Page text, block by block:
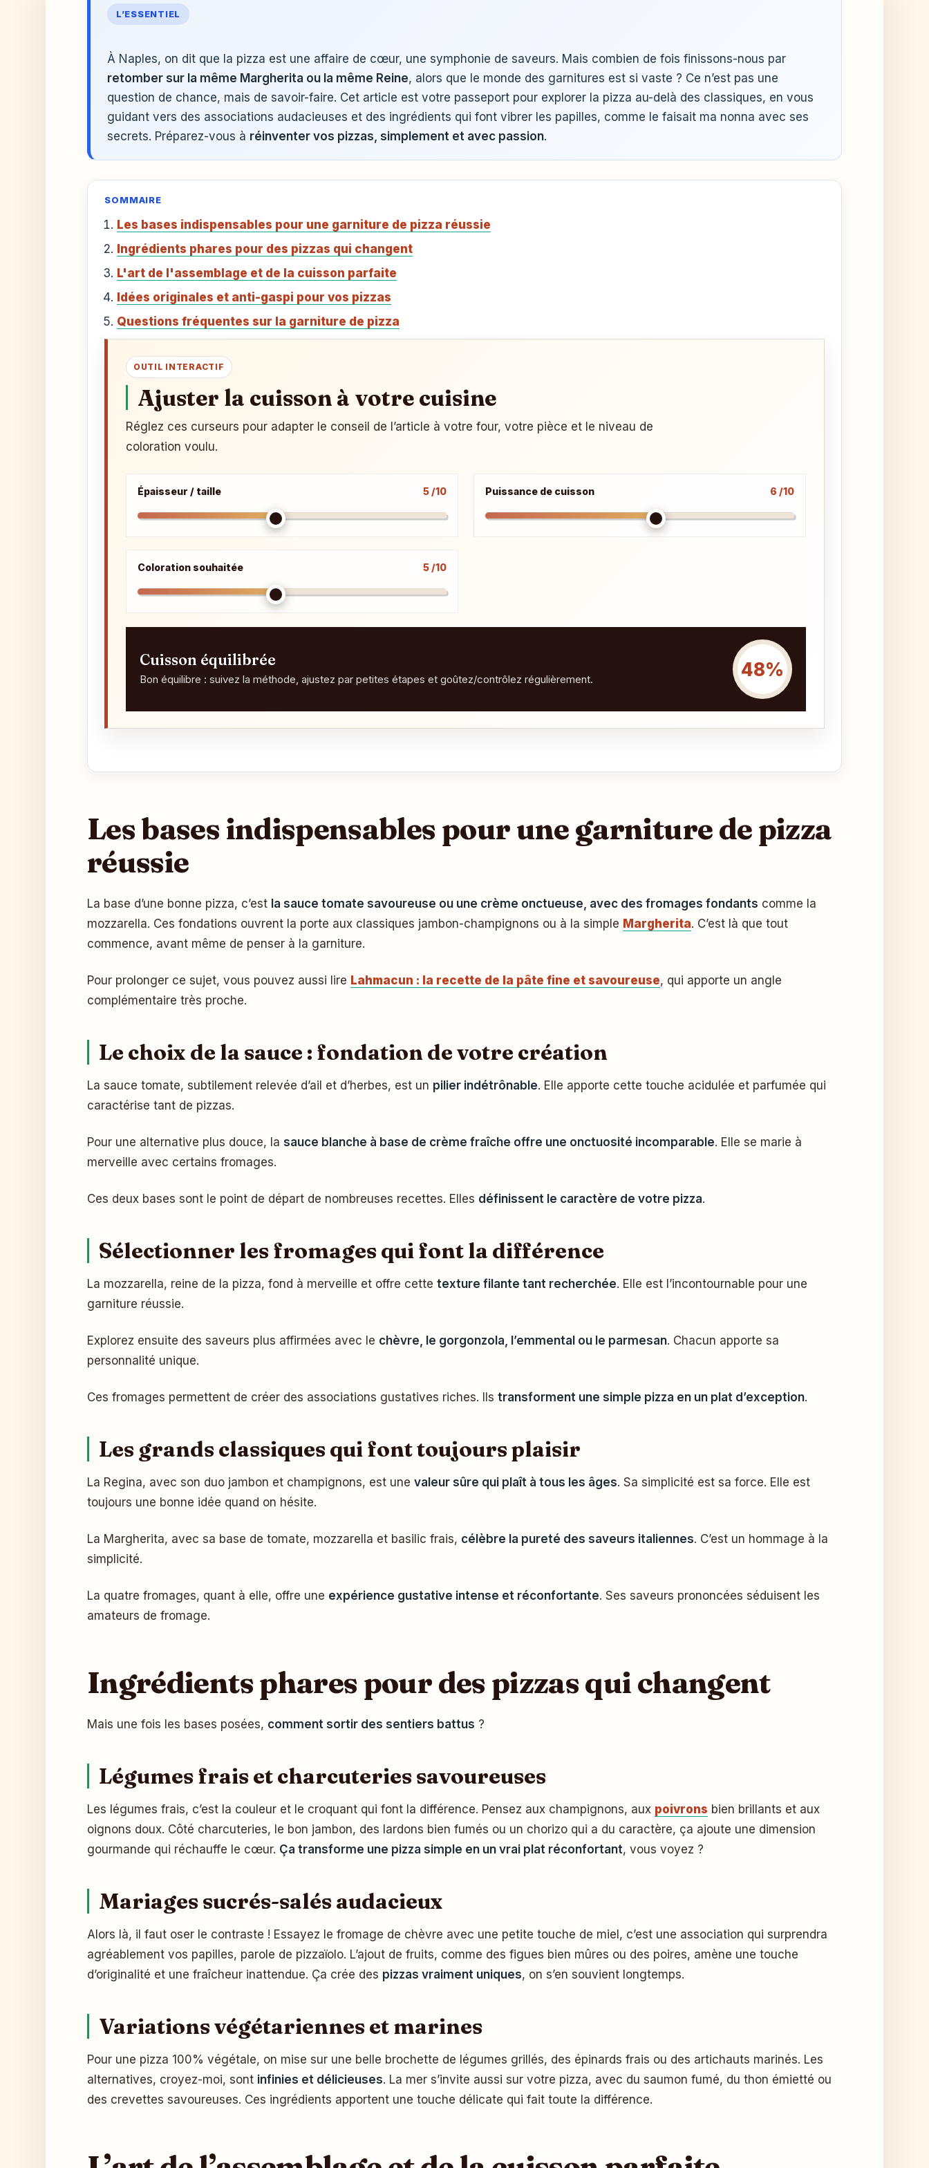
L’ESSENTIEL
À Naples, on dit que la pizza est une affaire de cœur, une symphonie de saveurs. Mais combien de fois finissons-nous par
retomber sur la même Margherita ou la même Reine, alors que le monde des garnitures est si vaste ? Ce n’est pas une
question de chance, mais de savoir-faire. Cet article est votre passeport pour explorer la pizza au-delà des classiques, en vous
guidant vers des associations audacieuses et des ingrédients qui font vibrer les papilles, comme le faisait ma nonna avec ses
secrets. Préparez-vous à réinventer vos pizzas, simplement et avec passion.
SOMMAIRE
Les bases indispensables pour une garniture de pizza réussie
Ingrédients phares pour des pizzas qui changent
L'art de l'assemblage et de la cuisson parfaite
Idées originales et anti-gaspi pour vos pizzas
Questions fréquentes sur la garniture de pizza
OUTIL INTERACTIF
Ajuster la cuisson à votre cuisine
Réglez ces curseurs pour adapter le conseil de l’article à votre four, votre pièce et le niveau de
coloration voulu.
Épaisseur / taille 5 /10 Puissance de cuisson 6 /10
Coloration souhaitée 5 /10
Cuisson équilibrée
Bon équilibre : suivez la méthode, ajustez par petites étapes et goûtez/contrôlez régulièrement. 48%
Les bases indispensables pour une garniture de pizza
réussie
La base d’une bonne pizza, c’est la sauce tomate savoureuse ou une crème onctueuse, avec des fromages fondants comme la
mozzarella. Ces fondations ouvrent la porte aux classiques jambon-champignons ou à la simple Margherita. C’est là que tout
commence, avant même de penser à la garniture.
Pour prolonger ce sujet, vous pouvez aussi lire Lahmacun : la recette de la pâte fine et savoureuse, qui apporte un angle
complémentaire très proche.
Le choix de la sauce : fondation de votre création
La sauce tomate, subtilement relevée d’ail et d’herbes, est un pilier indétrônable. Elle apporte cette touche acidulée et parfumée qui
caractérise tant de pizzas.
Pour une alternative plus douce, la sauce blanche à base de crème fraîche offre une onctuosité incomparable. Elle se marie à
merveille avec certains fromages.
Ces deux bases sont le point de départ de nombreuses recettes. Elles définissent le caractère de votre pizza.
Sélectionner les fromages qui font la différence
La mozzarella, reine de la pizza, fond à merveille et offre cette texture filante tant recherchée. Elle est l’incontournable pour une
garniture réussie.
Explorez ensuite des saveurs plus affirmées avec le chèvre, le gorgonzola, l’emmental ou le parmesan. Chacun apporte sa
personnalité unique.
Ces fromages permettent de créer des associations gustatives riches. Ils transforment une simple pizza en un plat d’exception.
Les grands classiques qui font toujours plaisir
La Regina, avec son duo jambon et champignons, est une valeur sûre qui plaît à tous les âges. Sa simplicité est sa force. Elle est
toujours une bonne idée quand on hésite.
La Margherita, avec sa base de tomate, mozzarella et basilic frais, célèbre la pureté des saveurs italiennes. C’est un hommage à la
simplicité.
La quatre fromages, quant à elle, offre une expérience gustative intense et réconfortante. Ses saveurs prononcées séduisent les
amateurs de fromage.
Ingrédients phares pour des pizzas qui changent
Mais une fois les bases posées, comment sortir des sentiers battus ?
Légumes frais et charcuteries savoureuses
Les légumes frais, c’est la couleur et le croquant qui font la différence. Pensez aux champignons, aux poivrons bien brillants et aux
oignons doux. Côté charcuteries, le bon jambon, des lardons bien fumés ou un chorizo qui a du caractère, ça ajoute une dimension
gourmande qui réchauffe le cœur. Ça transforme une pizza simple en un vrai plat réconfortant, vous voyez ?
Mariages sucrés-salés audacieux
Alors là, il faut oser le contraste ! Essayez le fromage de chèvre avec une petite touche de miel, c’est une association qui surprendra
agréablement vos papilles, parole de pizzaïolo. L’ajout de fruits, comme des figues bien mûres ou des poires, amène une touche
d’originalité et une fraîcheur inattendue. Ça crée des pizzas vraiment uniques, on s’en souvient longtemps.
Variations végétariennes et marines
Pour une pizza 100% végétale, on mise sur une belle brochette de légumes grillés, des épinards frais ou des artichauts marinés. Les
alternatives, croyez-moi, sont infinies et délicieuses. La mer s’invite aussi sur votre pizza, avec du saumon fumé, du thon émietté ou
des crevettes savoureuses. Ces ingrédients apportent une touche délicate qui fait toute la différence.